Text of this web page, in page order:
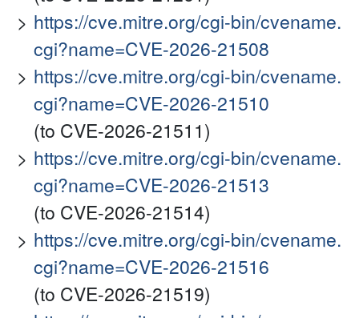
https://cve.mitre.org/cgi-bin/cvename.
cgi?name=CVE-2026-21508
https://cve.mitre.org/cgi-bin/cvename.
cgi?name=CVE-2026-21510
(to CVE-2026-21511)
https://cve.mitre.org/cgi-bin/cvename.
cgi?name=CVE-2026-21513
(to CVE-2026-21514)
https://cve.mitre.org/cgi-bin/cvename.
cgi?name=CVE-2026-21516
(to CVE-2026-21519)